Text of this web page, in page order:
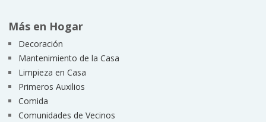
Más en Hogar
Decoración
Mantenimiento de la Casa
Limpieza en Casa
Primeros Auxilios
Comida
Comunidades de Vecinos